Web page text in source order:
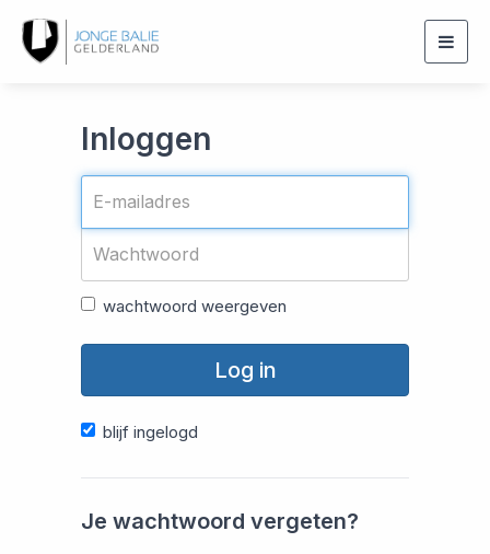
Inloggen
wachtwoord weergeven
Log in
blijf ingelogd
Je wachtwoord vergeten?